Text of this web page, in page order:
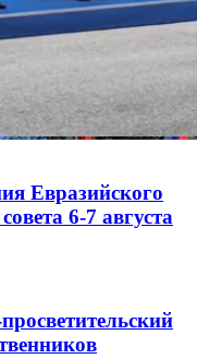
Евразийского
6-7 августа